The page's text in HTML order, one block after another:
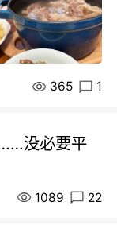
365 1
没必要平
1089 22